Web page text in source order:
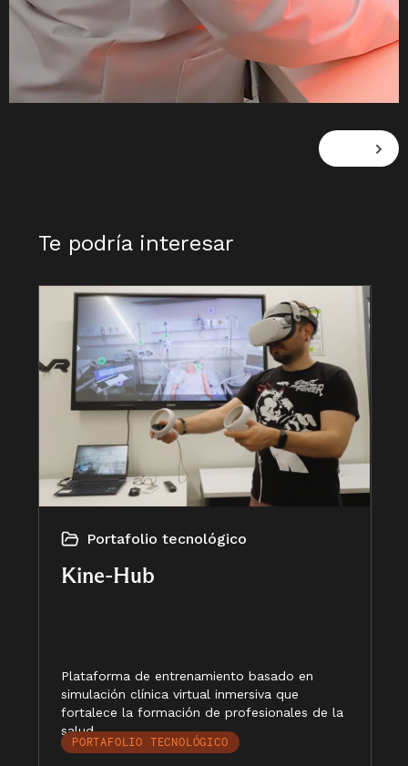
Te podría interesar
Portafolio tecnológico
Kine-Hub
Plataforma de entrenamiento basado en
simulación clínica virtual inmersiva que
fortalece la formación de profesionales de la
salud.
PORTAFOLIO TECNOLÓGICO